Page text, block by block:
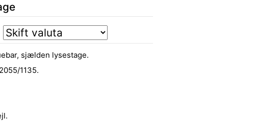
sjælden lysestage.
1135.